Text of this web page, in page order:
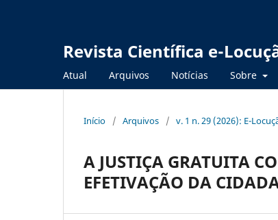
Revista Científica e-
Atual Arquivos Notícias Sobre
Início / Arquivos / v. 1 n. 29 (2026): E-
A JUSTIÇA GRATUITA
EFETIVAÇÃO DA